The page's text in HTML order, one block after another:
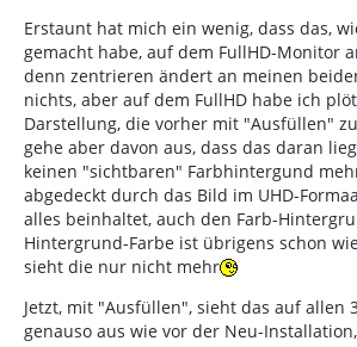
Erstaunt hat mich ein wenig, dass das,
gemacht habe, auf dem FullHD-Monitor
denn zentrieren ändert an meinen
nichts, aber auf dem FullHD habe ich
Darstellung, die vorher mit "Ausfüllen"
gehe aber davon aus, dass das daran
keinen "sichtbaren" Farbhintergund
abgedeckt durch das Bild im UHD-
alles beinhaltet, auch den Farb-
Hintergrund-Farbe ist übrigens schon
sieht die nur nicht mehr
Jetzt, mit "Ausfüllen", sieht das auf allen
genauso aus wie vor der Neu-